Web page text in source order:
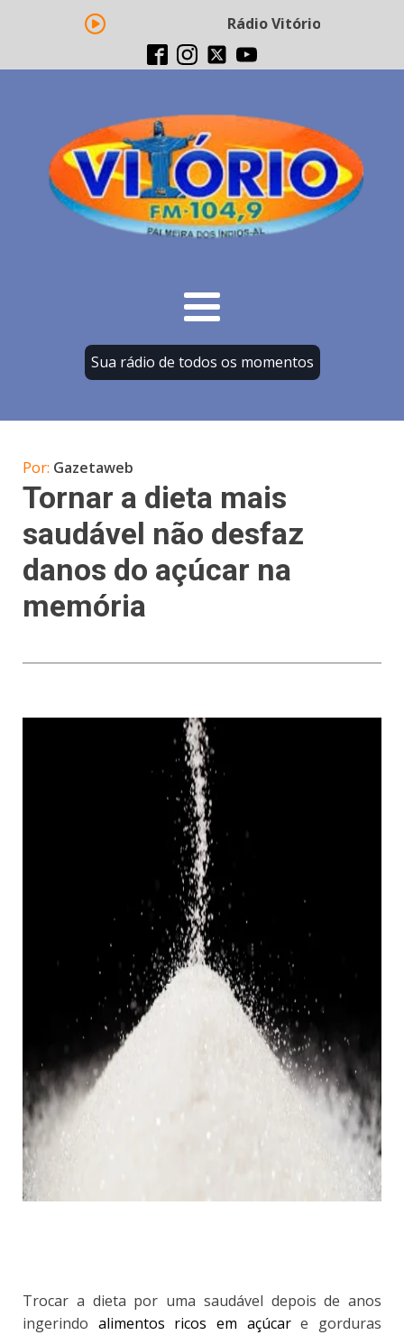
Rádio Vitório FM -
Sua rádio de todos os momentos
Por: Gazetaweb
Tornar a dieta mais
saudável não desfaz
danos do açúcar na
memória
Trocar a dieta por uma saudável depois de anos
ingerindo alimentos ricos em açúcare gorduras